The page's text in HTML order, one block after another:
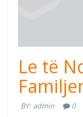
Le të
BY: admin 0